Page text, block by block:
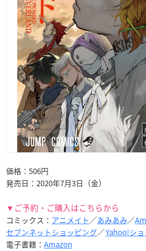
価格：506円
発売日：2020年7月3日（金）
▼ご予約・ご購入はこちらから
コミックス： アニメイト／あみあみ／
セブンネットショッピング／Yahoo!シ
電子書籍： Amazon